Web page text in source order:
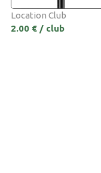
Location Club
2.00 € / club